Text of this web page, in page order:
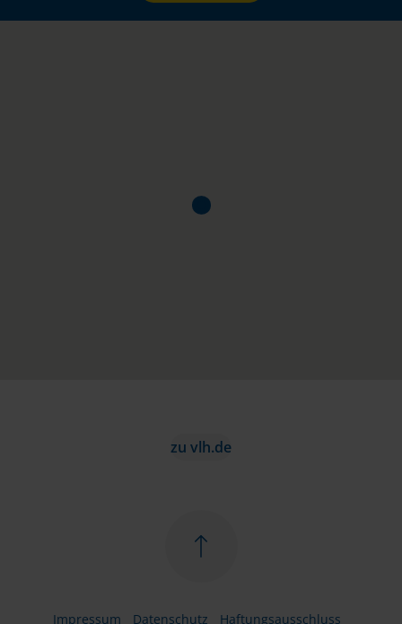
zu vlh.de
Impressum Datenschutz Haftungsausschluss